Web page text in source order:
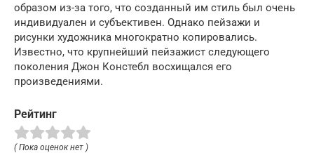
образом из-за того, что созданный им стиль был очень
индивидуален и субъективен. Однако пейзажи и
рисунки художника многократно копировались.
Известно, что крупнейший пейзажист следующего
поколения Джон Констебл восхищался его
произведениями.
Рейтинг
( Пока оценок нет )